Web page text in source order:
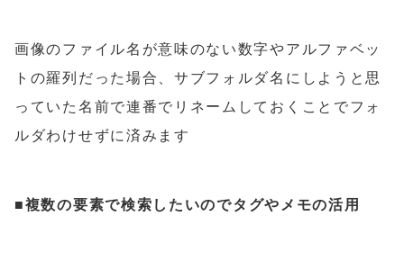
画像のファイル名が意味のない数字やアルファベッ
トの羅列だった場合、サブフォルダ名にしようと思
っていた名前で連番でリネームしておくことでフォ
ルダわけせずに済みます
■複数の要素で検索したいのでタグやメモの活用